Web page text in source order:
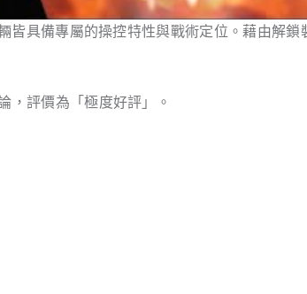
皆具備專屬的操控特性與戰術定位。藉由解鎖
，評價為「極度好評」。